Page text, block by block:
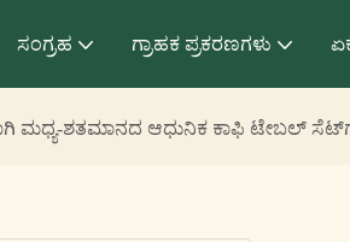
ಸಂಗ್ರಹ ಗ್ರಾಹಕ ಪ್ರಕರಣಗಳು
ಮಧ್ಯ-ಶತಮಾನದ ಆಧುನಿಕ ಕಾಫಿ ಟೇಬಲ್